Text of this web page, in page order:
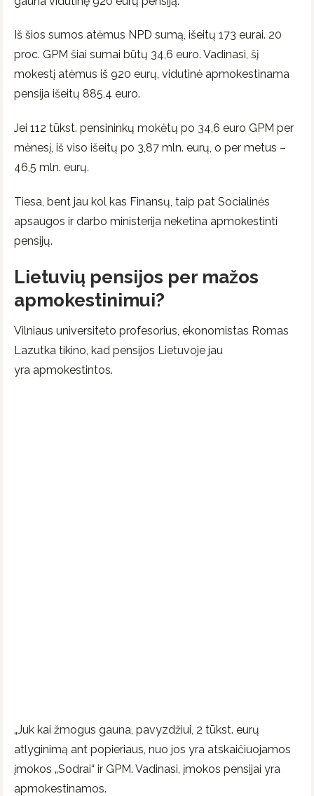
Iš šios sumos atėmus NPD sumą, išeitų 173 eurai. 20
proc. GPM šiai sumai būtų 34,6 euro. Vadinasi, šį
mokestį atėmus iš 920 eurų, vidutinė apmokestinama
pensija išeitų 885,4 euro.
Jei 112 tūkst. pensininkų mokėtų po 34,6 euro GPM per
mėnesį, iš viso išeitų po 3,87 mln. eurų, o per metus –
46,5 mln. eurų.
Tiesa, bent jau kol kas Finansų, taip pat Socialinės
apsaugos ir darbo ministerija neketina apmokestinti
pensijų.
Lietuvių pensijos per mažos
apmokestinimui?
Vilniaus universiteto profesorius, ekonomistas Romas
Lazutka tikino, kad pensijos Lietuvoje jau
yra apmokestintos.
„Juk kai žmogus gauna, pavyzdžiui, 2 tūkst. eurų
atlyginimą ant popieriaus, nuo jos yra atskaičiuojamos
įmokos „Sodrai“ ir GPM. Vadinasi, įmokos pensijai yra
apmokestinamos.